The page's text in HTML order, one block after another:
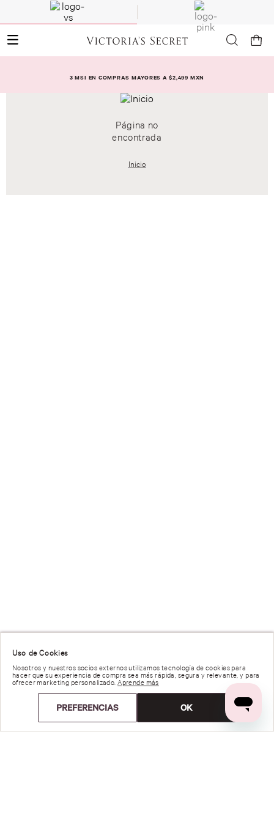
3 MSI EN COMPRAS MAYORES A $2,499 MXN
Uso de Cookies
Nosotros y nuestros socios externos utilizamos tecnología de cookies para
hacer que su experiencia de compra sea más rápida, segura y relevante, y para
ofrecer marketing personalizado. Aprende más
PREFERENCIAS OK
Página no
encontrada
Inicio